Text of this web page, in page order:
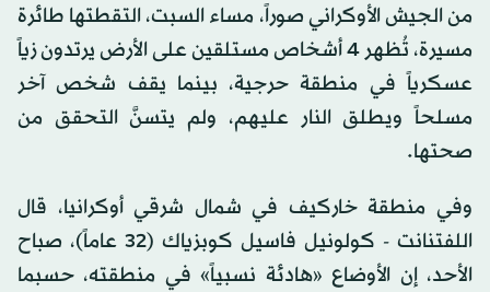
من الجيش الأوكراني صوراً، مساء السبت، التقطتها طائرة
مسيرة، تُظهر 4 أشخاص مستلقين على الأرض يرتدون زياً
عسكرياً في منطقة حرجية، بينما يقف شخص آخر
مسلحاً ويطلق النار عليهم، ولم يتسنَّ التحقق من
صحتها.
وفي منطقة خاركيف في شمال شرقي أوكرانيا، قال
اللفتنانت - كولونيل فاسيل كوبزياك (32 عاماً)، صباح
الأحد، إن الأوضاع «هادئة نسبياً» في منطقته، حسبما